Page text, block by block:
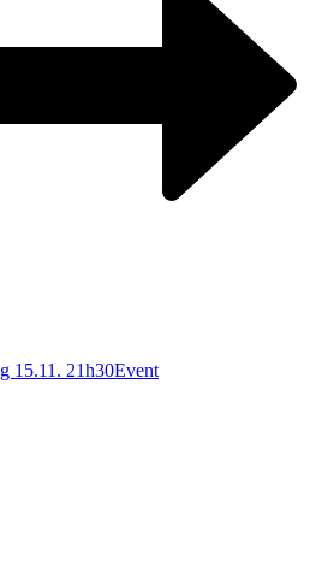
15.11. 21h30Event